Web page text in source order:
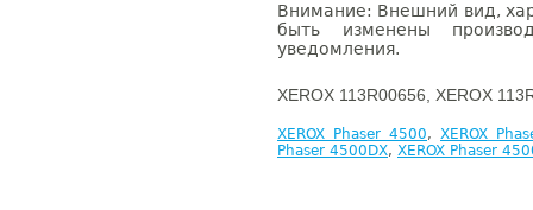
Внимание: Внешний вид,
быть изменены
уведомления.
XEROX 113R00656, XEROX
XEROX Phaser 4500, XEROX
Phaser 4500DX, XEROX Phaser